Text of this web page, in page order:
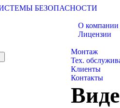
БЕЗОПАСНОСТИ
О компании
Лицензии
Монтаж
Тех.
Клиенты
Контакты